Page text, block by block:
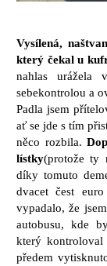
Vysílená,
který čekal u
nahlas urážela
sebekontrolou a
Padla jsem
ať se jde s tím
něco rozbila.
lístky(protože ty
díky tomuto
dvacet čest
vypadalo, že
autobusu, kde
který
předem